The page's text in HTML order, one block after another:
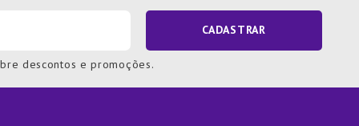
CADASTRAR
descontos e promoções.